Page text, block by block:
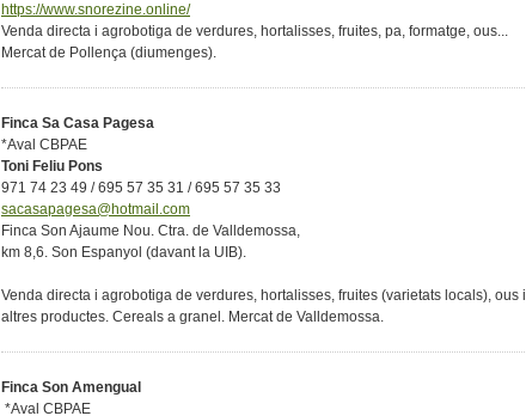
https://www.snorezine.online/
Venda directa i agrobotiga de verdures, hortalisses, fruites, pa, formatge, ous...
Mercat de Pollença (diumenges).
Finca Sa Casa Pagesa
*Aval CBPAE
Toni Feliu Pons
971 74 23 49 / 695 57 35 31 / 695 57 35 33
sacasapagesa@hotmail.com
Finca Son Ajaume Nou. Ctra. de Valldemossa,
km 8,6. Son Espanyol (davant la UIB).
Venda directa i agrobotiga de verdures, hortalisses, fruites (varietats locals), ous i
altres productes. Cereals a granel. Mercat de Valldemossa.
Finca Son Amengual
*Aval CBPAE